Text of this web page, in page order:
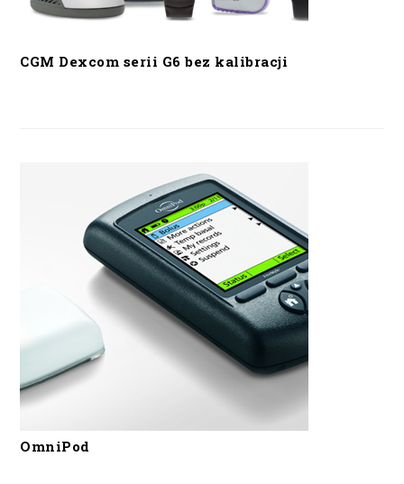
CGM Dexcom serii G6 bez kalibracji
OmniPod